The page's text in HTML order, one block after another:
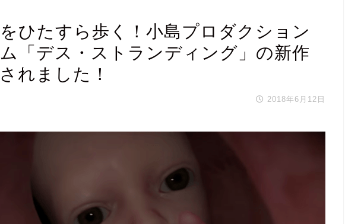
ひたすら歩く！小島プロダクション
「デス・ストランディング」の新作
れました！
2018年6月12日